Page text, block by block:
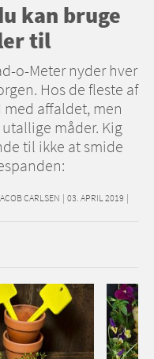
kan bruge
til
o-Meter nyder hver
Hos de fleste af
affaldet, men
måder. Kig
til ikke at smide
CARLSEN | 03. APRIL 2019 |